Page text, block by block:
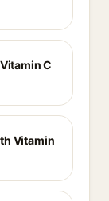
C
Vitamin